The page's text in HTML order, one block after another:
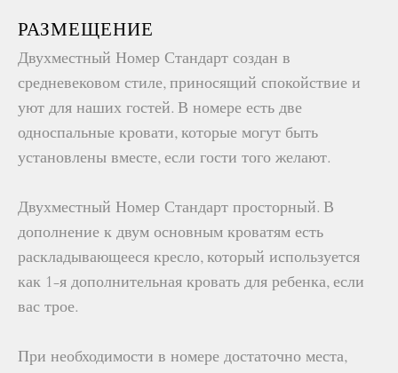
РАЗМЕЩЕНИЕ
Двухместный Номер Стандарт создан в
средневековом стиле, приносящий спокойствие и
уют для наших гостей. В номере есть две
односпальные кровати, которые могут быть
установлены вместе, если гости того желают.
Двухместный Номер Стандарт просторный. В
дополнение к двум основным кроватям есть
раскладывающееся кресло, который используется
как 1-я дополнительная кровать для ребенка, если
вас трое.
При необходимости в номере достаточно места,